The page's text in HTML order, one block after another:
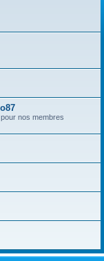
nos membres